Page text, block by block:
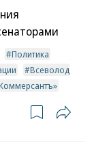
Политика
Всеволод